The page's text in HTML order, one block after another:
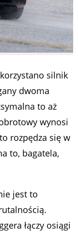
silnik
dwoma
to aż
wynosi
rozpędza się w
to, bagatela,
jest to
łączy osiągi